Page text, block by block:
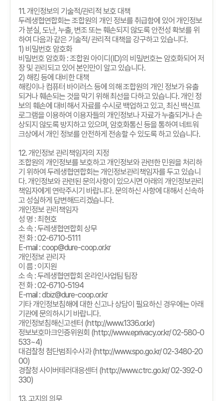
11.개인정보의 기술적/관리적 보호 대책
두레생협연합회는 조합원의 개인 정보를 취급함에 있어 개인정보
가 분실,도난,누출, 변조 또는 훼손되지 않도록 안전성 확보를 위
하여 다음과 같은 기술적/관리적 대책을 강구하고 있습니다.
1) 비밀번호 암호화
비밀번호 암호화:조합원 아이디 (ID)의 비밀번호는 암호화되어 저
장 및 관리되고 있어 본인만이 알고 있습니다.
2) 해킹 등에 대비한 대책
해킹이나 컴퓨터 바이러스 등에 의해 조합원의 개인 정보가 유출
되거나 훼손되는 것을 막기 위해 최선을 다하고 있습니다.개인 정
보의 훼손에 대비해서 자료를 수시로 백업하고 있고,최신 백신프
로그램을 이용하여 이용자들의 개인정보나 자료가 누출되거나 손
상되지 않도록 방지하고 있으며, 암호화통신 등을 통하여 네트워
크상에서 개인 정보를 안전하게 전송할 수 있도록 하고 있습니다.
12.개인정보 관리책임자의 지정
조합원의 개인정보를 보호하고 개인정보와 관련한 민원을 처리하
기 위하여 두레생협연합회는 개인정보관리책임자를 두고 있습니
다.개인정보와 관련된 문의사항이 있으시면 아래의 개인정보관리
책임자에게 연락주시기 바랍니다.문의하신 사항에 대해서 신속하
고 성실하게 답변해드리겠습니다.
개인정보 관리책임자
성 명 :최현호
소 속 :두레생협연합회 상무
전 화: 02-6710-5111
E-mail : coop@dure-coop.or.kr
개인정보 관리자
이 름 : 이지원
소 속 :두레생협연합회 온라인사업팀 팀장
전 화: 02-6710-5194
E-mail : dbiz@dure-coop.or.kr
기타 개인정보침해에 대한 신고나 상담이 필요하신 경우에는 아래
기관에 문의하시기 바랍니다.
개인정보침해신고센터 (http://www.1336.or.kr)
정보보호마크인증위원회 (http://www.eprivacy.or.kr/ 02-580-0
533~4)
대검찰청 첨단범죄수사과(http://www.spo.go.kr/ 02-3480-20
00)
경찰청 사이버테러대응센터 (http://www.ctrc.go.kr/ 02-392-0
330)
13.고지의 의무